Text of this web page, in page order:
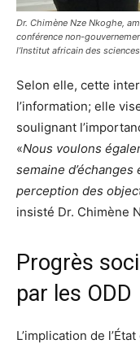
Dr. Chimène Nze Nkoghe,
conférence non-
l’Institut africain des
Selon elle, cette
l’information; elle
soulignant
«Nous voulons
semaine
perception des
insisté Dr. Chimène
Progrès
par les ODD
L’implication de